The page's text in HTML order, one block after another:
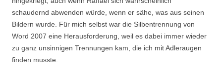
schaudernd abwenden würde, wenn er sähe, was aus seinen
Bildern wurde. Für mich selbst war die Silbentrennung von
Word 2007 eine Herausforderung, weil es dabei immer wieder
zu ganz unsinnigen Trennungen kam, die ich mit Adleraugen
finden musste.